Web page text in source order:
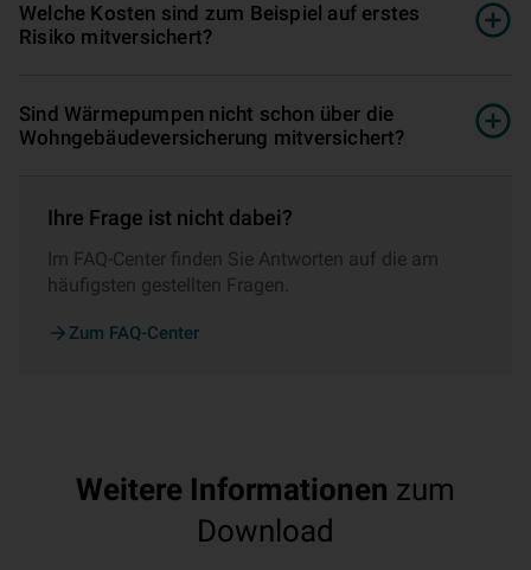
Welche Kosten sind zum Beispiel auf erstes
Risiko mitversichert?
Sind Wärmepumpen nicht schon über die
Wohngebäudeversicherung mitversichert?
Ihre Frage ist nicht dabei?
Im FAQ-Center finden Sie Antworten auf die am
häufigsten gestellten Fragen.
Zum FAQ-Center
Weitere Informationen zum
Download